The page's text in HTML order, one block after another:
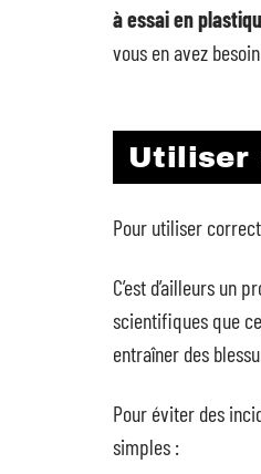
à essai en
vous en avez
Utiliser
Pour utiliser
C’est d’ailleurs un
scientifiques que
entraîner des
Pour éviter des
simples :